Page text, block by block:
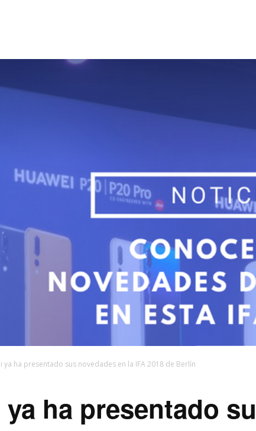
ya ha presentado sus novedades en la IFA 2018 de Berlín
ya ha presentado